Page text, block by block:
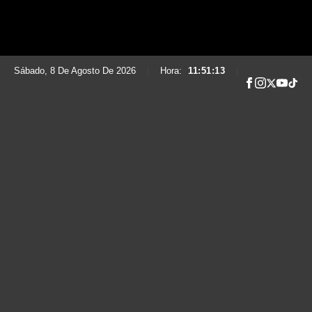
Sábado, 8 De Agosto De 2026 Hora: 11:51:14